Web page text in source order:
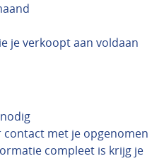
je verkoopt aan voldaan
met je opgenomen
compleet is krijg je